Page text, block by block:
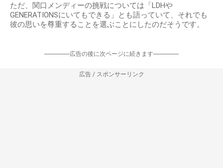
ただ、関口メンディーの挑戦については「LDHや
GENERATIONSにいてもできる」とも語っていて、それでも
彼の思いを尊重することを選ぶことにしたのだそうです。
-----------------広告の後に次ページに続きます-----------------
広告 / スポンサーリンク